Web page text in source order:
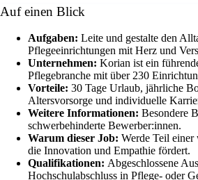
Auf einen Blick
Aufgaben: Leite und gestalte den
Pflegeeinrichtungen mit Herz und
Unternehmen: Korian ist ein
Pflegebranche mit über 230
Vorteile: 30 Tage Urlaub, jährliche
Altersvorsorge und individuelle
Weitere Informationen: Besondere
schwerbehinderte Bewerber:innen.
Warum dieser Job: Werde Teil einer
die Innovation und Empathie fördert.
Qualifikationen: Abgeschlossene
Hochschulabschluss in Pflege- oder